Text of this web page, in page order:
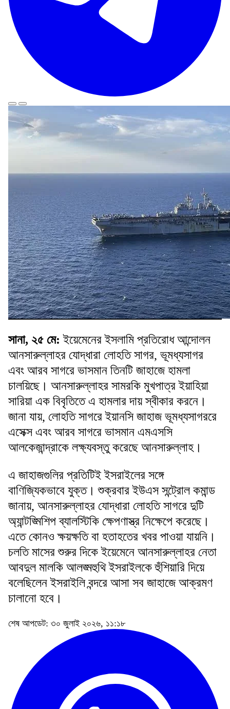
সানা, ২৫ মে: ইয়েমেনের ইসলামি প্রতিরোধ আন্দোলন
আনসারুল্লাহর যোদ্ধারা লোহতি সাগর, ভূমধ্যসাগর
এবং আরব সাগরে ভাসমান তিনটি জাহাজে হামলা
চালয়িছে। আনসারুল্লাহর সামরকি মুখপাত্র ইয়াহিয়া
সারিয়া এক বিবৃতিতে এ হামলার দায় স্বীকার করনে।
জানা যায়, লোহতি সাগরে ইয়ানসি জাহাজ ভূমধ্যসাগররে
এসেক্স এবং আরব সাগরে ভাসমান এমএসসি
আলকেজান্দ্রাকে লক্ষ্যবস্তু করেছে আনসারুল্লাহ।
এ জাহাজগুলির প্রতিটিই ইসরাইলের সঙ্গে
বাণিজ্যিকভাবে যুক্ত। শুক্রবার ইউএস সন্ট্রোল কমান্ড
জানায়, আনসারুল্লাহর যোদ্ধারা লোহতি সাগরে দুটি
অ্যান্টঙ্মিশিপ ব্যালস্টিকি ক্ষেপণাস্ত্র নিক্ষেপে করেছে।
এতে কোনও ক্ষয়ক্ষতি বা হতাহতের খবর পাওয়া যায়নি।
চলতি মাসের শুরুর দিকে ইয়েমেনে আনসারুল্লাহর নেতা
আবদুল মালকি আলঙ্মহুথি ইসরাইলকে হুঁশিয়ারি দিয়ে
বলেছিলেন ইসরাইলি বন্দরে আসা সব জাহাজে আক্রমণ
চালানো হবে।
শেষ আপডেট: ৩০ জুলাই ২০২৬, ১১:১৮